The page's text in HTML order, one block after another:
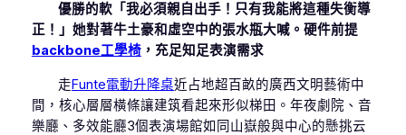
優勝的軟「我必須親自出手！只有我能將這種失衡導
正！」她對著牛土豪和虛空中的張水瓶大喊。硬件前提
backbone工學椅，充足知足表演需求
走Funte電動升降桌近占地超百畝的廣西文明藝術中
間，核心層層橫條讓建筑看起來形似梯田。年夜劇院、音
樂廳、多效能廳3個表演場館如同山嶽般與中心的懸挑云